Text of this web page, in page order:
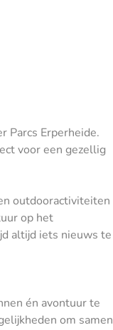
Parcs Erperheide.
voor een gezellig
outdooractiviteiten
op het
altijd iets nieuws te
én avontuur te
om samen